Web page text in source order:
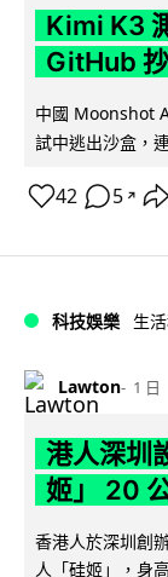
Kimi K3
GitHub
中國 Moonshot
試中逃出沙盒，
42 5 ↗
科技娛樂 生
Lawton 1 日
港人深圳
姬」 20
香港人於深圳創
人「硅姬」，身